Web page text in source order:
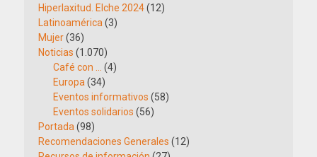
Hiperlaxitud. Elche 2024(12)
Latinoamérica (3)
Mujer(36)
Noticias (1.070)
Café con …
(4)
Europa (34)
Eventos informativos (58)
Eventos solidarios (56)
Portada (98)
Recomendaciones Generales (12)